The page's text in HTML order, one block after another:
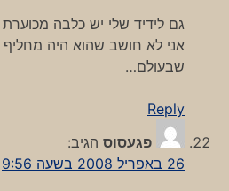
גם לידיד שלי יש כלבה מכוערת
אני לא חושב שהוא היה
שבעולם…
Reply
פגעסוס הגיב:
26 באפריל 2008 בשעה 9:56